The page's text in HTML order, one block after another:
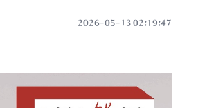
02:19:47 2026-05-13